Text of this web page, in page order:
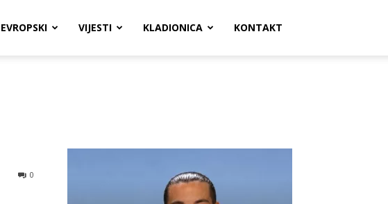
EVROPSKI VIJESTI KLADIONICA KONTAKT
0